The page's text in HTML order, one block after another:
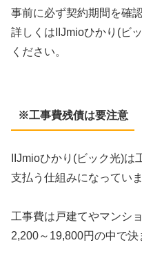
事前に必ず契約期間を確
詳しくはIIJmioひかり(ビ
ください。
※工事費残債は要注意
IIJmioひかり(ビック光)
支払う仕組みになっていま
工事費は戸建てやマンシ
2,200～19,800円の中で決